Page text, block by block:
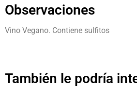
Observaciones
Vino Vegano. Contiene sulfitos
También le podría